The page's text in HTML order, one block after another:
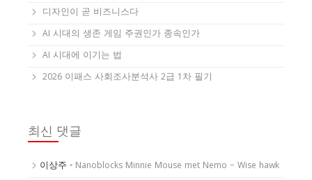
디자인이 곧 비즈니스다
AI 시대의 생존 게임 주권인가 종속인가
AI 시대에 이기는 법
2026 이패스 사회조사분석사 2급 1차 필기
최신 댓글
이상주 - Nanoblocks Minnie Mouse met Nemo – Wise hawk